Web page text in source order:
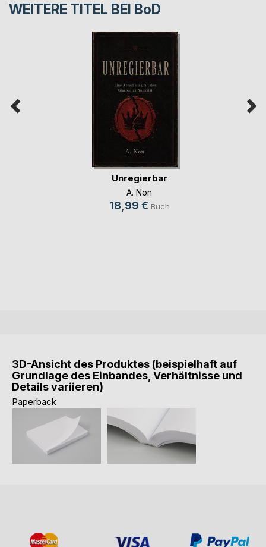
WEITERE TITEL BEI BoD
Unregierbar
A. Non
18,99 € Buch
3D-Ansicht des Produktes (beispielhaft auf
Grundlage des Einbandes, Verhältnisse und
Details variieren)
Paperback